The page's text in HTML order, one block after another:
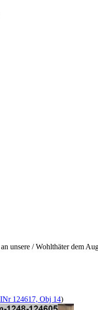
unsere / Wohlthäter dem
INr 124617, Obj 14)